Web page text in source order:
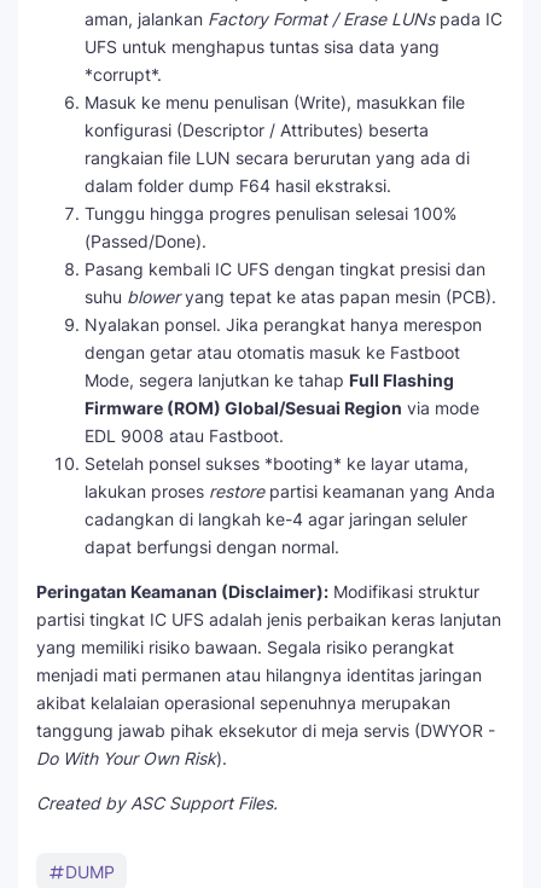
aman, jalankan Factory Format / Erase LUNspada IC
UFS untuk menghapus tuntas sisa data yang
*corrupt*.
Masuk ke menu penulisan (Write), masukkan file
konfigurasi (Descriptor / Attributes) beserta
rangkaian file LUN secara berurutan yang ada di
dalam folder dump F64 hasil ekstraksi.
Tunggu hingga progres penulisan selesai 100%
(Passed/Done).
Pasang kembali IC UFS dengan tingkat presisi dan
suhu bloweryang tepat ke atas papan mesin (PCB).
Nyalakan ponsel. Jika perangkat hanya merespon
dengan getar atau otomatis masuk ke Fastboot
Mode, segera lanjutkan ke tahap Full Flashing
Firmware (ROM) Global/Sesuai Region via mode
EDL 9008 atau Fastboot.
Setelah ponsel sukses *booting* ke layar utama,
lakukan proses restorepartisi keamanan yang Anda
cadangkan di langkah ke-4 agar jaringan seluler
dapat berfungsi dengan normal.
Peringatan Keamanan (Disclaimer): Modifikasi struktur
partisi tingkat IC UFS adalah jenis perbaikan keras lanjutan
yang memiliki risiko bawaan. Segala risiko perangkat
menjadi mati permanen atau hilangnya identitas jaringan
akibat kelalaian operasional sepenuhnya merupakan
tanggung jawab pihak eksekutor di meja servis (DWYOR -
Do With Your Own Risk).
Created by ASC Support Files.
DUMP